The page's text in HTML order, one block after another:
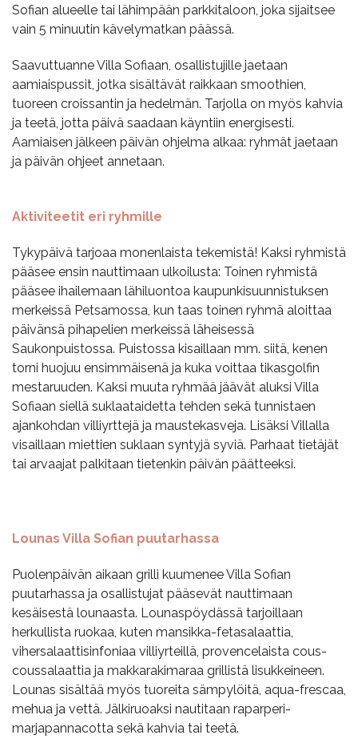
Sofian alueelle tai lähimpään parkkitaloon, joka sijaitsee
vain 5 minuutin kävelymatkan päässä.
Saavuttuanne Villa Sofiaan, osallistujille jaetaan
aamiaispussit, jotka sisältävät raikkaan smoothien,
tuoreen croissantin ja hedelmän. Tarjolla on myös kahvia
ja teetä, jotta päivä saadaan käyntiin energisesti.
Aamiaisen jälkeen päivän ohjelma alkaa: ryhmät jaetaan
ja päivän ohjeet annetaan.
Aktiviteetit eri ryhmille
Tykypäivä tarjoaa monenlaista tekemistä! Kaksi ryhmistä
pääsee ensin nauttimaan ulkoilusta: Toinen ryhmistä
pääsee ihailemaan lähiluontoa kaupunkisuunnistuksen
merkeissä Petsamossa, kun taas toinen ryhmä aloittaa
päivänsä pihapelien merkeissä läheisessä
Saukonpuistossa. Puistossa kisaillaan mm. siitä, kenen
torni huojuu ensimmäisenä ja kuka voittaa tikasgolfin
mestaruuden. Kaksi muuta ryhmää jäävät aluksi Villa
Sofiaan siellä suklaataidetta tehden sekä tunnistaen
ajankohdan villiyrttejä ja maustekasveja. Lisäksi Villalla
visaillaan miettien suklaan syntyjä syviä. Parhaat tietäjät
tai arvaajat palkitaan tietenkin päivän päätteeksi.
Lounas Villa Sofian puutarhassa
Puolenpäivän aikaan grilli kuumenee Villa Sofian
puutarhassa ja osallistujat pääsevät nauttimaan
kesäisestä lounaasta. Lounaspöydässä tarjoillaan
herkullista ruokaa, kuten mansikka-fetasalaattia,
vihersalaattisinfoniaa villiyrteillä, provencelaista cous-
coussalaattia ja makkarakimaraa grillistä lisukkeineen.
Lounas sisältää myös tuoreita sämpylöitä, aqua-frescaa,
mehua ja vettä. Jälkiruoaksi nautitaan raparperi-
marjapannacotta sekä kahvia tai teetä.